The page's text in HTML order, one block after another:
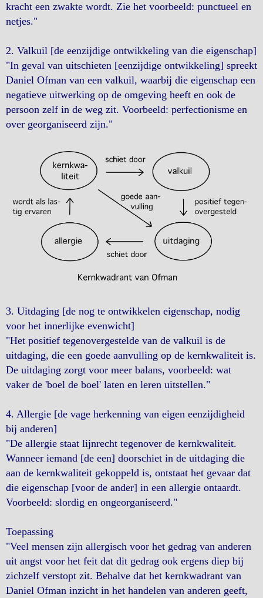
kracht een zwakte wordt. Zie het voorbeeld: punctueel en
netjes."
2. Valkuil [de eenzijdige ontwikkeling van die eigenschap]
"In geval van uitschieten [eenzijdige ontwikkeling] spreekt
Daniel Ofman van een valkuil, waarbij die eigenschap een
negatieve uitwerking op de omgeving heeft en ook de
persoon zelf in de weg zit. Voorbeeld: perfectionisme en
over georganiseerd zijn."
3. Uitdaging [de nog te ontwikkelen eigenschap, nodig
voor het innerlijke evenwicht]
"Het positief tegenovergestelde van de valkuil is de
uitdaging, die een goede aanvulling op de kernkwaliteit is.
De uitdaging zorgt voor meer balans, voorbeeld: wat
vaker de 'boel de boel' laten en leren uitstellen."
4. Allergie [de vage herkenning van eigen eenzijdigheid
bij anderen]
"De allergie staat lijnrecht tegenover de kernkwaliteit.
Wanneer iemand [de een] doorschiet in de uitdaging die
aan de kernkwaliteit gekoppeld is, ontstaat het gevaar dat
die eigenschap [voor de ander] in een allergie ontaardt.
Voorbeeld: slordig en ongeorganiseerd."
Toepassing
"Veel mensen zijn allergisch voor het gedrag van anderen
uit angst voor het feit dat dit gedrag ook ergens diep bij
zichzelf verstopt zit. Behalve dat het kernkwadrant van
Daniel Ofman inzicht in het handelen van anderen geeft,